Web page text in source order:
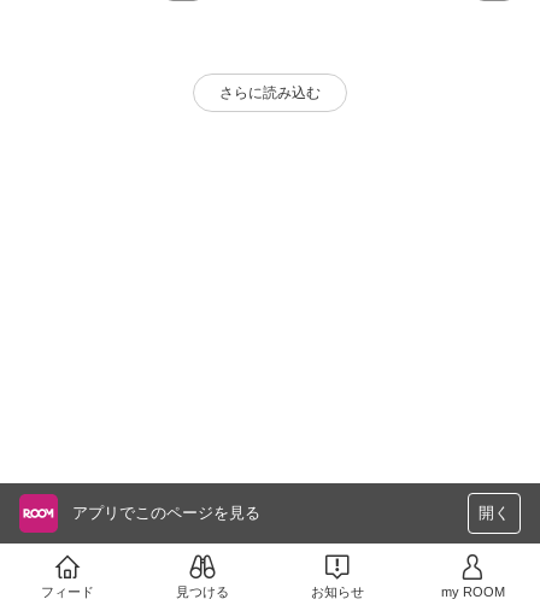
さらに読み込む
アプリでこのページを見る 開く
フィード 見つける お知らせ my ROOM